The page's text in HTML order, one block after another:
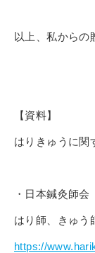
以上、私からの
【資料】
はりきゅうに関
・日本鍼灸師会
はり師、きゅう
https://